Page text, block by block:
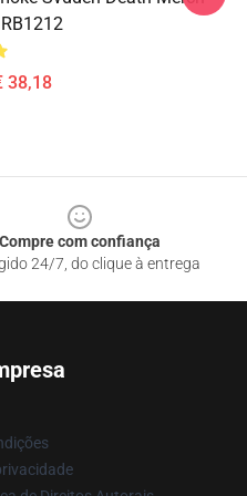
38,18
Compre com confiança
24/7, do clique à entrega